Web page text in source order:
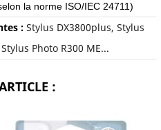
la norme ISO/IEC 24711)
: Stylus DX3800plus, Stylus
Photo R300 ME...
: